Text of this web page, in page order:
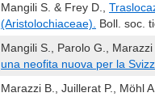
Mangili S. & Frey D.,
(Aristolochiaceae).
Boll. soc.
Mangili S., Parolo G.,
una neofita nuova per la
Marazzi B., Juillerat P., Möhl